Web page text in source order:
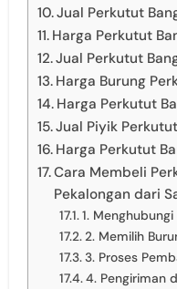
Jual Perkutut
Harga Perkutut
Jual Perkutut
Harga Burung
Harga Perkutut
Jual Piyik
Harga Perkutut
Cara Membeli
Pekalongan dari
1.
2. Memilih
3. Proses
4. Pengiriman